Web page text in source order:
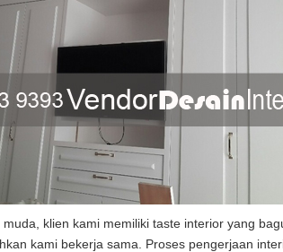
klien kami memiliki taste interior yang
kami bekerja sama. Proses pengerjaan